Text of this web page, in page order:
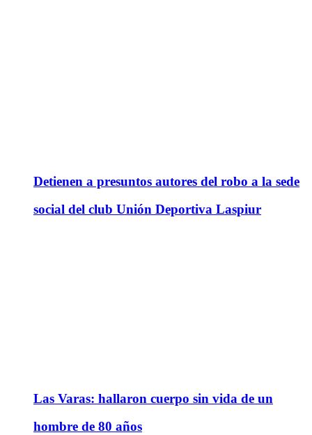
Detienen a presuntos autores del robo a la sede
social del club Unión Deportiva Laspiur
Las Varas: hallaron cuerpo sin vida de un
hombre de 80 años